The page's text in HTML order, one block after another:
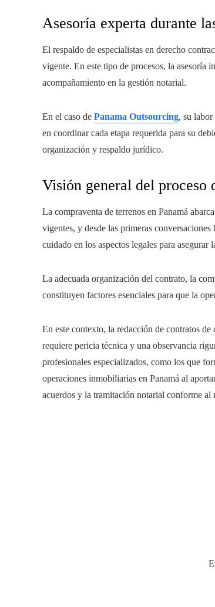
Asesoría experta durante
El respaldo de especialistas en derecho
vigente. En este tipo de procesos, la
acompañamiento en la gestión notarial.
En el caso de Panama Outsourcing, su
en coordinar cada etapa requerida para su
organización y respaldo jurídico.
Visión general del proceso
La compraventa de terrenos en Panamá
vigentes, y desde las primeras
cuidado en los aspectos legales para asegurar
La adecuada organización del contrato, la
constituyen factores esenciales para que la
En este contexto, la redacción de contratos
requiere pericia técnica y una observancia
profesionales especializados, como los que
operaciones inmobiliarias en Panamá al
acuerdos y la tramitación notarial conforme al